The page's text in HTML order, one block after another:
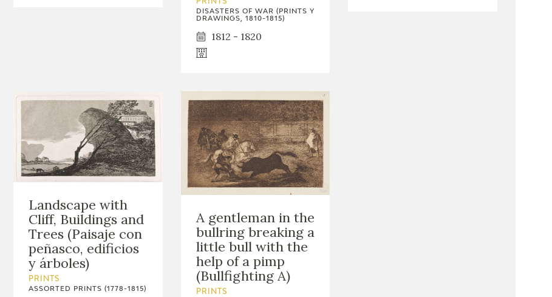
PRINTS
DISASTERS OF WAR (PRINTS Y
DRAWINGS, 1810-1815)
1812 - 1820
Landscape with
Cliff, Buildings and
Trees (Paisaje con
peñasco, edificios
y árboles)
PRINTS
ASSORTED PRINTS (1778-1815)
A gentleman in the
bullring breaking a
little bull with the
help of a pimp
(Bullfighting A)
PRINTS